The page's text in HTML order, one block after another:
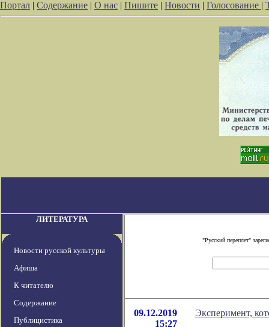
Портал | Содержание | О нас | Пишите | Новости | Голосование |
ЛИТЕРАТУРА
Новости русской культуры
Афиша
К читателю
Содержание
Публицистика
"Русский переплет"
09.12.2019
15:27
Эксперимент,